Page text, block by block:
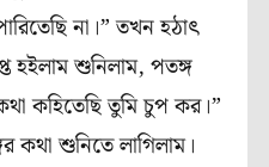
না।” তখন হঠাৎ
হইলাম শুনিলাম, পতঙ্গ
কহিতেছি তুমি চুপ কর।”
কথা শুনিতে লাগিলাম।